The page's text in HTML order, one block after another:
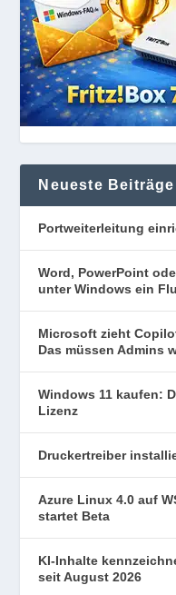
Neueste Beiträge
Portweiterleitung
Word, PowerPoint
unter Windows ein
Microsoft zieht
Das müssen Admins
Windows 11 kaufen:
Lizenz
Druckertreiber
Azure Linux 4.0 auf
startet Beta
KI-Inhalte
seit August 2026